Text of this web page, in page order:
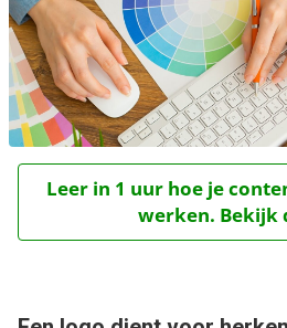
Leer in 1 uur hoe je
werken. Bekijk